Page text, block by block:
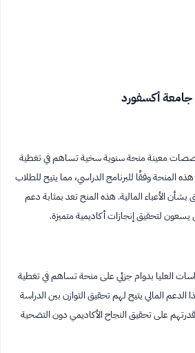
جامعة أكسفورد
معينة منحة سنوية سخية تساهم في تغطية
المنحة وفقًا للبرنامج الدراسي، مما يتيح للطلاب
بشأن الأعباء المالية. هذه المنح تعد بمثابة دعم
يسعون لتحقيق إنجازات أكاديمية متميزة.
العليا بدوام جزئي على منحة تساهم في تغطية
المالي يتيح لهم تحقيق التوازن بين الدراسة
على تحقيق النجاح الأكاديمي دون التضحية